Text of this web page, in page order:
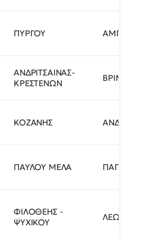
ΠΥΡΓΟΥ
ΑΝΔΡΙΤΣΑΙΝΑΣ-
ΚΡΕΣΤΕΝΩΝ
ΒΡΙΝΑ
ΚΟΖΑΝΗΣ ΑΝΔΡΕΑ
ΠΑΥΛΟΥ ΜΕΛΑ
ΦΙΛΟΘΕΗΣ -
ΨΥΧΙΚΟΥ
ΛΕΩΦ.